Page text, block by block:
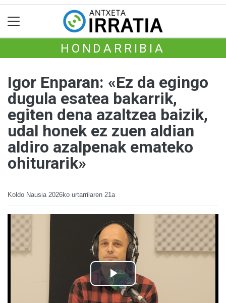
HONDARRIBIA
Igor Enparan: «Ez da egingo
dugula esatea bakarrik,
egiten dena azaltzea baizik,
udal honek ez zuen aldian
aldiro azalpenak emateko
ohiturarik»
Koldo Nausia 2026ko urtarrilaren 21a